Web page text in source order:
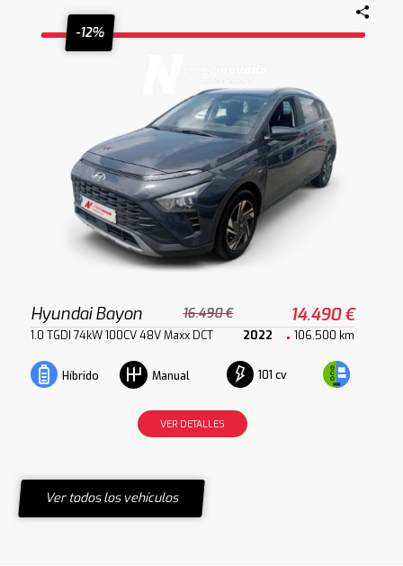
-12%
Hyundai Bayon 16.490 € 14.490 €
1.0 TGDI 74kW 100CV 48V Maxx DCT 2022 106.500 km
Híbrido Manual 101 cv
VER DETALLES
Ver todos los vehículos